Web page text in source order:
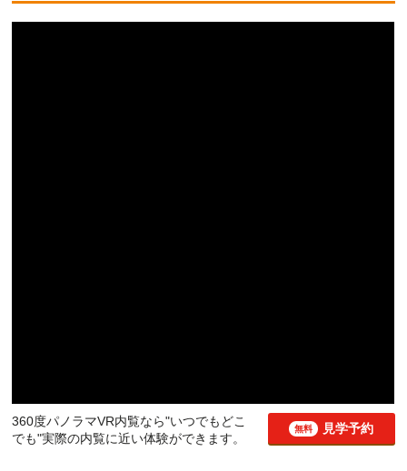
360度パノラマVR内覧なら"いつでもどこ
でも"実際の内覧に近い体験ができます。
無料 見学予約